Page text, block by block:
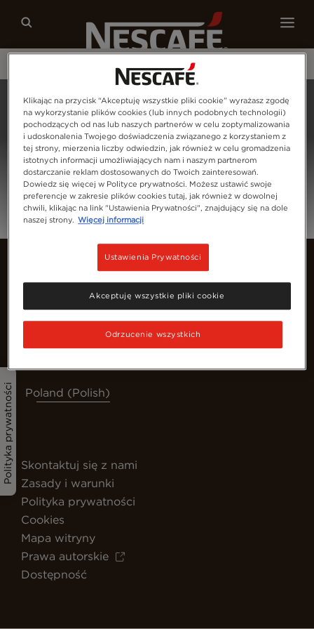
Zrównoważony rozwój
Polityka prywatności Poland (Polish)
Skontaktuj się z nami
Zasady i warunki
Polityka prywatności
Cookies
Mapa witryny
Prawa autorskie
Dostępność
Klikając na przycisk “Akceptuję wszystkie pliki cookie” wyrażasz zgodę
na wykorzystanie plików cookies (lub innych podobnych technologii)
pochodzących od nas lub naszych partnerów w celu zoptymalizowania
i udoskonalenia Twojego doświadczenia związanego z korzystaniem z
tej strony, mierzenia liczby odwiedzin, jak również w celu gromadzenia
istotnych informacji umożliwiających nam i naszym partnerom
dostarczanie reklam dostosowanych do Twoich zainteresowań.
Dowiedz się więcej w Polityce prywatności. Możesz ustawić swoje
preferencje w zakresie plików cookies tutaj, jak również w dowolnej
chwili, klikając na link "Ustawienia Prywatności", znajdujący się na dole
naszej strony. Więcej informacji
Ustawienia Prywatności
Odrzucenie wszystkich
Akceptuję wszystkie pliki cookie